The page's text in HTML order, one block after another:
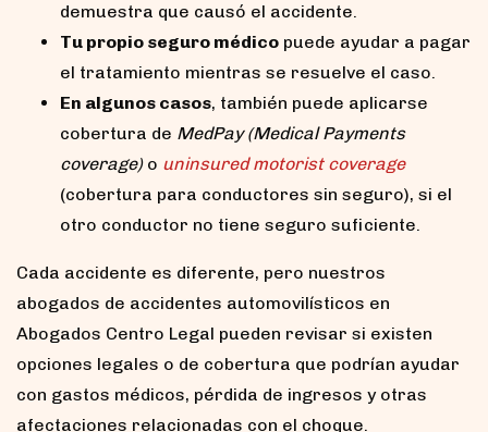
demuestra que causó el accidente.
Tu propio seguro médico puede ayudar a pagar
el tratamiento mientras se resuelve el caso.
En algunos casos, también puede aplicarse
cobertura de MedPay (Medical Payments
coverage)o uninsured motorist coverage
(cobertura para conductores sin seguro), si el
otro conductor no tiene seguro suficiente.
Cada accidente es diferente, pero nuestros
abogados de accidentes automovilísticos en
Abogados Centro Legal pueden revisar si existen
opciones legales o de cobertura que podrían ayudar
con gastos médicos, pérdida de ingresos y otras
afectaciones relacionadas con el choque.